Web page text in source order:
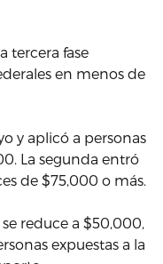
tercera fase
en menos de
y aplicó a personas
La segunda entró
de $75,000 o más.
reduce a $50,000,
expuestas a la